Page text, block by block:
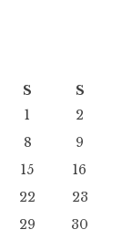
S
S
1
2
8
9
15
16
22
23
29 30